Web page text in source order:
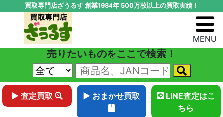
買取専門店ざうるす 創業1984年 500万枚以上の買取実績！
MENU
売りたいものをここで検索！
▶ 査定買取 ▶ おまかせ買取
LINE査定はこ
ちら